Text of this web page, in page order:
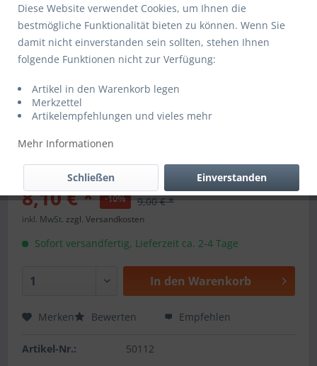
8,10 € * -10% 9,00 € *
inkl. MwSt. zzgl. Versandkosten
Sofort versandfertig, Lieferzeit ca. 2-4 Tage
In den Warenkorb
Merken Bewerten Empfehlen
Artikel-Nr.: 50112
Diese Website verwendet Cookies, um Ihnen die
bestmögliche Funktionalität bieten zu können. Wenn Sie
damit nicht einverstanden sein sollten, stehen Ihnen
folgende Funktionen nicht zur Verfügung:
Artikel in den Warenkorb legen
Merkzettel
Artikelempfehlungen und vieles mehr
Mehr Informationen
Einverstanden
Schließen